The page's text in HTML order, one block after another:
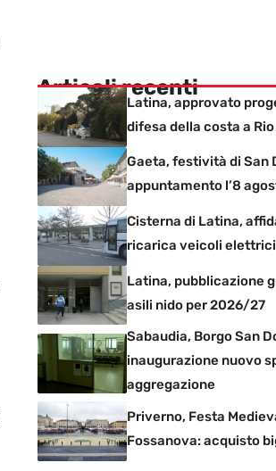
Articoli recenti
Latina, approvato
difesa della costa a
Gaeta, festività di San
appuntamento l’8
Cisterna di Latina,
ricarica veicoli elettrici
Latina, pubblicazione
asili nido per 2026/27
Sabaudia, Borgo San
inaugurazione nuovo
aggregazione
Priverno, Festa
Fossanova: acquisto